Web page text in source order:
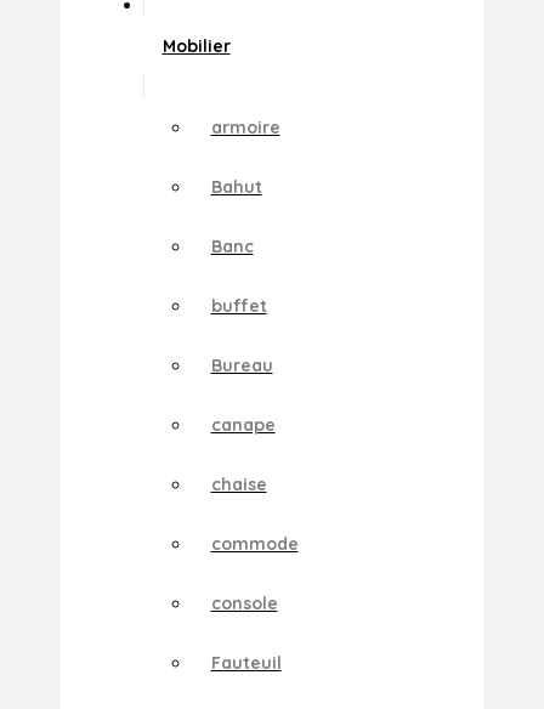
Mobilier
armoire
Bahut
Banc
buffet
Bureau
canape
chaise
commode
console
Fauteuil